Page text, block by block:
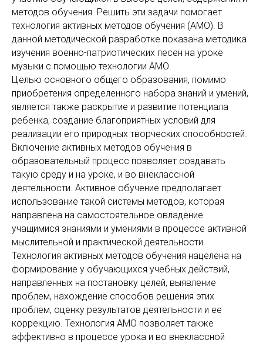
методов обучения. Решить эти задачи помогает
технология активных методов обучения (АМО). В
данной методической разработке показана методика
изучения военно-патриотических песен на уроке
музыки с помощью технологии АМО.
Целью основного общего образования, помимо
приобретения определенного набора знаний и умений,
является также раскрытие и развитие потенциала
ребенка, создание благоприятных условий для
реализации его природных творческих способностей.
Включение активных методов обучения в
образовательный процесс позволяет создавать
такую среду и на уроке, и во внеклассной
деятельности. Активное обучение предполагает
использование такой системы методов, которая
направлена на самостоятельное овладение
учащимися знаниями и умениями в процессе активной
мыслительной и практической деятельности.
Технология активных методов обучения нацелена на
формирование у обучающихся учебных действий,
направленных на постановку целей, выявление
проблем, нахождение способов решения этих
проблем, оценку результатов деятельности и ее
коррекцию. Технология АМО позволяет также
эффективно в процессе урока и во внеклассной